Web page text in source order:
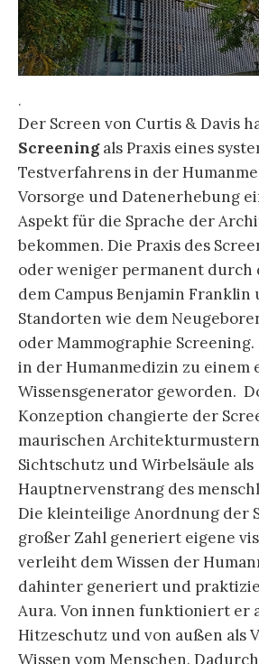
.
Der Screen von Curtis & Davis
Screeningals Praxis eines
Testverfahrens in der
Vorsorge und Datenerhebung
Aspekt für die Sprache der
bekommen. Die Praxis des
oder weniger permanent durch
dem Campus Benjamin Franklin
Standorten wie dem
oder Mammographie
in der Humanmedizin zu einem
Wissensgenerator geworden.
Konzeption changierte der
maurischen
Sichtschutz und Wirbelsäule als
Hauptnervenstrang des
Die kleinteilige Anordnung der
großer Zahl generiert eigene
verleiht dem Wissen der
dahinter generiert und
Aura. Von innen funktioniert er
Hitzeschutz und von außen als
Wissen vom Menschen.